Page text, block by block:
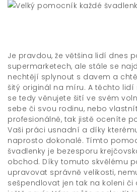
Je pravdou, že většina lidí dnes
supermarketech, ale stále se
nechtějí splynout s davem a
šitý originál na míru. A těchto lidí
se tedy věnujete šití ve svém
sebe či svou rodinu, nebo
profesionálně, tak jistě oceníte
Vaši práci usnadní a díky
naprosto dokonalé. Tímto
švadlenky je bezesporu
obchod. Díky tomuto skvělému
upravovat správně velikosti,
sešpendlovat jen tak na koleni či